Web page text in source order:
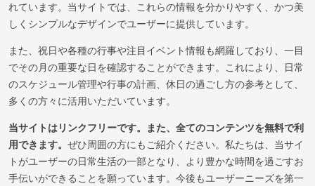
れています。当サイトでは、これらの情報を分かりやすく、かつ美
しくシンプルなデザインでユーザーに提供しています。
また、祝日や各種の行事や注目イベント情報も網羅しており、一目
でその月の重要な日を確認することができます。これにより、日常
のスケジュール管理や行事の計画、休日の過ごし方の参考として、
多くの方々に活用いただいています。
当サイトはリンクフリーです。また、全てのコンテンツを無料で利
用できます。 ぜひ周囲の方にもご紹介ください。私たちは、当サイ
トがユーザーの日常生活の一部となり、より豊かな時間を過ごすお
手伝いができることを願っています。今後もユーザーニーズを第一